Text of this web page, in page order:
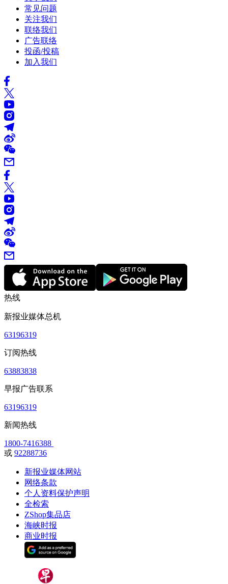
常见问题
关注我们
联络我们
广告联络
投函/投稿
加入我们
热线
新报业媒体总机
63196319
订阅热线
63883838
早报广告联系
63196319
新闻热线
1800-7416388
或 92288736
新报业媒体网站
网络条款
个人资料保护声明
全检索
ZShop集品店
海峡时报
商业时报